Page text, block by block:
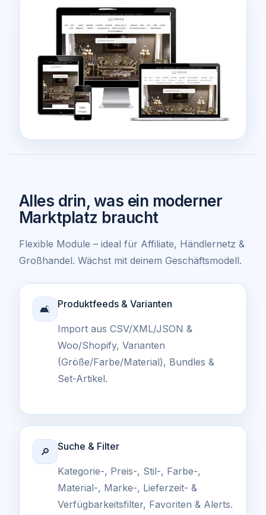
Alles drin, was ein moderner
Marktplatz braucht
Flexible Module – ideal für Affiliate, Händlernetz &
Großhandel. Wächst mit deinem Geschäftsmodell.
🛋️ Produktfeeds & Varianten
Import aus CSV/XML/JSON &
Woo/Shopify, Varianten
(Größe/Farbe/Material), Bundles &
Set-Artikel.
🔎 Suche & Filter
Kategorie-, Preis-, Stil-, Farbe-,
Material-, Marke-, Lieferzeit- &
Verfügbarkeitsfilter, Favoriten & Alerts.